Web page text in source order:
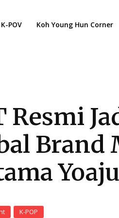
K-POV Koh Young Hun Corner
Resmi
Brand
K-POP